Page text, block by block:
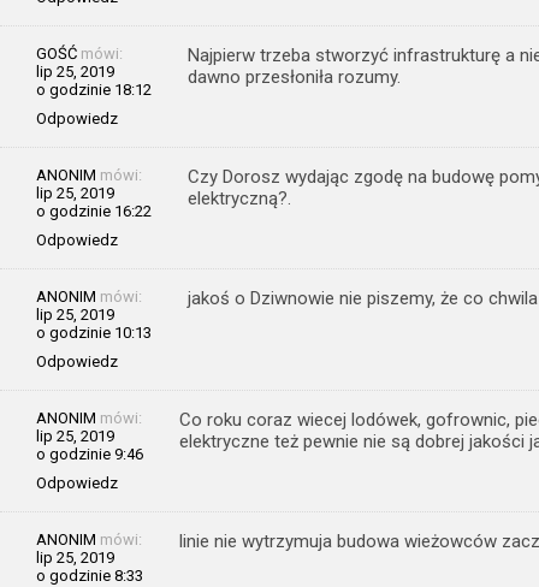
GOŚĆ mówi:
lip 25, 2019
o godzinie 18:12
Odpowiedz
Najpierw trzeba stworzyć infrastrukturę a
dawno przesłoniła rozumy.
ANONIM mówi:
lip 25, 2019
o godzinie 16:22
Odpowiedz
Czy Dorosz wydając zgodę na budowę
elektryczną?.
ANONIM mówi:
lip 25, 2019
o godzinie 10:13
Odpowiedz
jakoś o Dziwnowie nie piszemy, że co
ANONIM mówi:
lip 25, 2019
o godzinie 9:46
Odpowiedz
Co roku coraz wiecej lodówek, gofrownic,
elektryczne też pewnie nie są dobrej jakości
ANONIM mówi:
lip 25, 2019
o godzinie 8:33
linie nie wytrzymuja budowa wieżowców